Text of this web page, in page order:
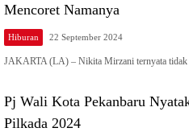
Mencoret Namanya
Hiburan 22 September 2024
JAKARTA (LA) – Nikita Mirzani ternyata tidak
Pj Wali Kota Pekanbaru
Pilkada 2024